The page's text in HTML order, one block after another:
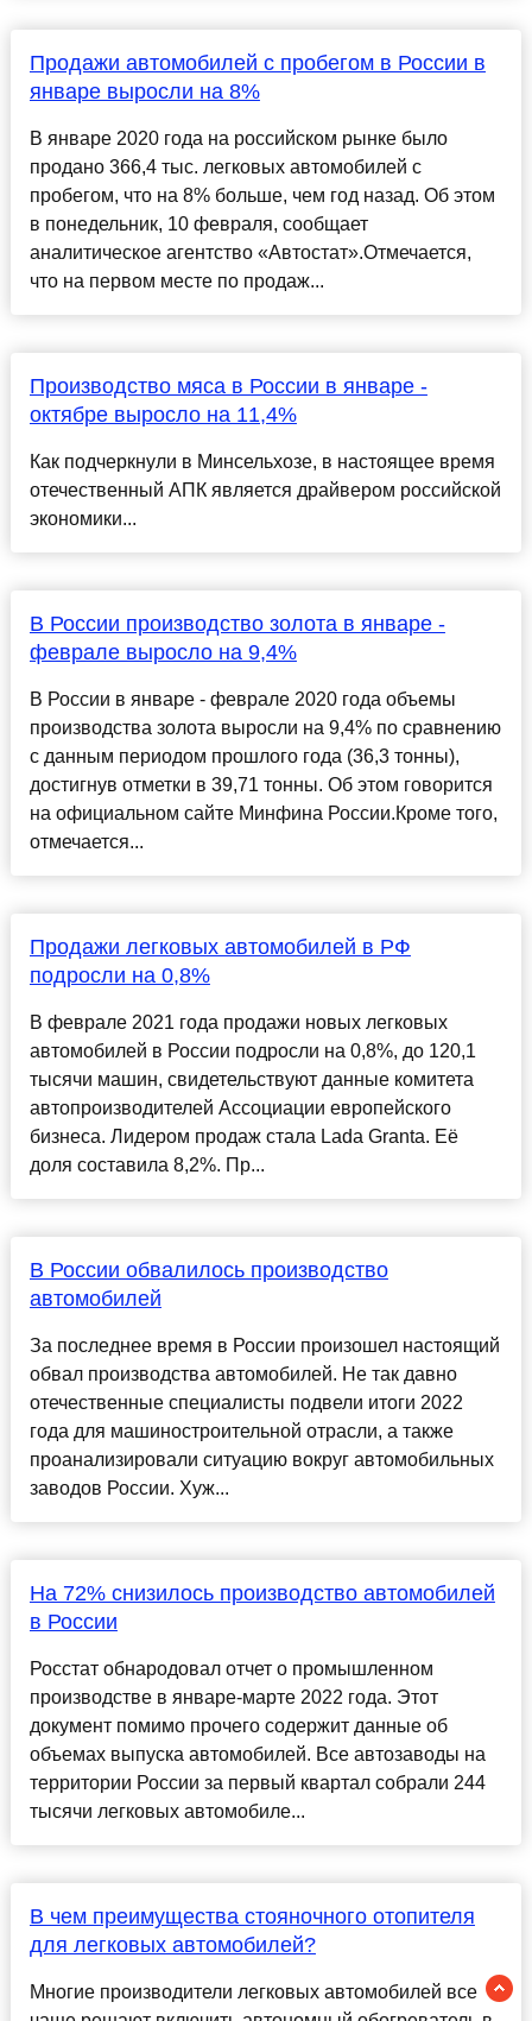
Продажи автомобилей с пробегом в России в
январе выросли на 8%
В январе 2020 года на российском рынке было
продано 366,4 тыс. легковых автомобилей с
пробегом, что на 8% больше, чем год назад. Об этом
в понедельник, 10 февраля, сообщает
аналитическое агентство «Автостат».Отмечается,
что на первом месте по продаж...
Производство мяса в России в январе -
октябре выросло на 11,4%
Как подчеркнули в Минсельхозе, в настоящее время
отечественный АПК является драйвером российской
экономики...
В России производство золота в январе -
феврале выросло на 9,4%
В России в январе - феврале 2020 года объемы
производства золота выросли на 9,4% по сравнению
с данным периодом прошлого года (36,3 тонны),
достигнув отметки в 39,71 тонны. Об этом говорится
на официальном сайте Минфина России.Кроме того,
отмечается...
Продажи легковых автомобилей в РФ
подросли на 0,8%
В феврале 2021 года продажи новых легковых
автомобилей в России подросли на 0,8%, до 120,1
тысячи машин, свидетельствуют данные комитета
автопроизводителей Ассоциации европейского
бизнеса. Лидером продаж стала Lada Granta. Её
доля составила 8,2%. Пр...
В России обвалилось производство
автомобилей
За последнее время в России произошел настоящий
обвал производства автомобилей. Не так давно
отечественные специалисты подвели итоги 2022
года для машиностроительной отрасли, а также
проанализировали ситуацию вокруг автомобильных
заводов России. Хуж...
На 72% снизилось производство автомобилей
в России
Росстат обнародовал отчет о промышленном
производстве в январе-марте 2022 года. Этот
документ помимо прочего содержит данные об
объемах выпуска автомобилей. Все автозаводы на
территории России за первый квартал собрали 244
тысячи легковых автомобиле...
В чем преимущества стояночного отопителя
для легковых автомобилей?
Многие производители легковых автомобилей все